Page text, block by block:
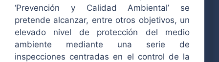
‘Prevención y Calidad Ambiental’ se
pretende alcanzar, entre otros objetivos, un
elevado nivel de protección del medio
ambiente mediante una serie de
inspecciones centradas en el control de la